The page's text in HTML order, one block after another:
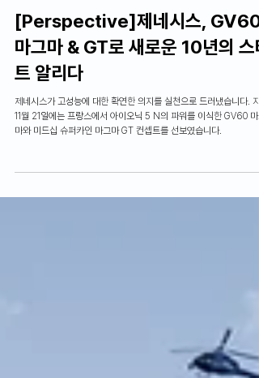
2025년 11월 26일
6분 분량
News
[Perspective]제네시스, GV60
마그마 & GT로 새로운 10년의 스타
트 알리다
11월 21일에는 프랑스에서 아이오닉 5 N의 파워를 이식한 GV60 마